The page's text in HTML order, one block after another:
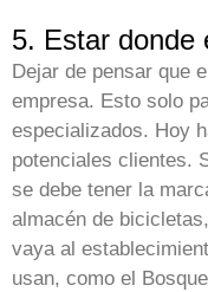
5. Estar donde
Dejar de pensar que
empresa. Esto solo
especializados. Hoy
potenciales clientes.
se debe tener la
almacén de
vaya al
usan, como el